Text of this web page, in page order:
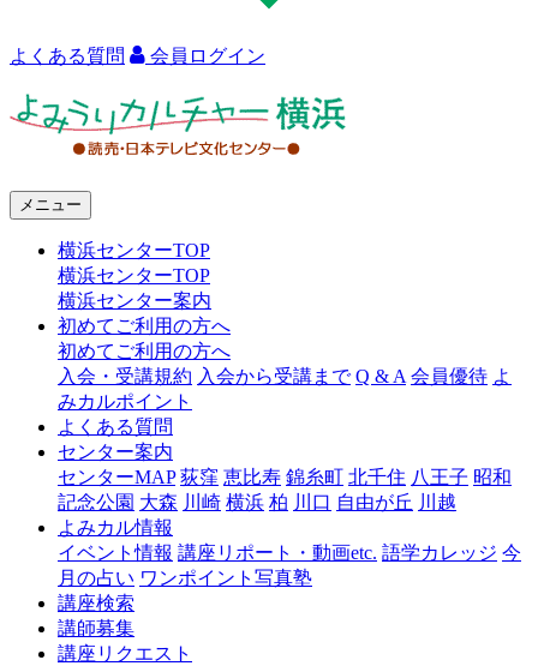
よくある質問 会員ログイン
ャ
浜
メニュー
横浜センターTOP
横浜センターTOP
横浜センター案内
初めてご利用の方へ
初めてご利用の方へ
入会・受講規約 入会から受講まで Q & A 会員優待 よ
みカルポイント
よくある質問
センター案内
センターMAP 荻窪 恵比寿 錦糸町 北千住 八王子 昭和
記念公園 大森 川崎 横浜 柏 川口 自由が丘 川越
よみカル情報
イベント情報 講座リポート・動画etc. 語学カレッジ 今
月の占い ワンポイント写真塾
講座検索
講師募集
講座リクエスト